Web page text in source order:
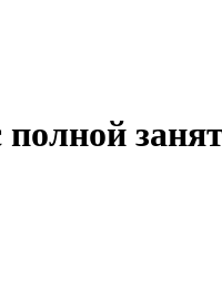
полной